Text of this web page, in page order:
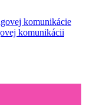
komunikácie
komunikácii